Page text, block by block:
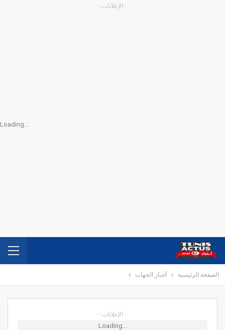
- الإعلانات -
Loading...
الصفحة الرئيسية أخبار الجهات
- الإعلانات -
Loading...